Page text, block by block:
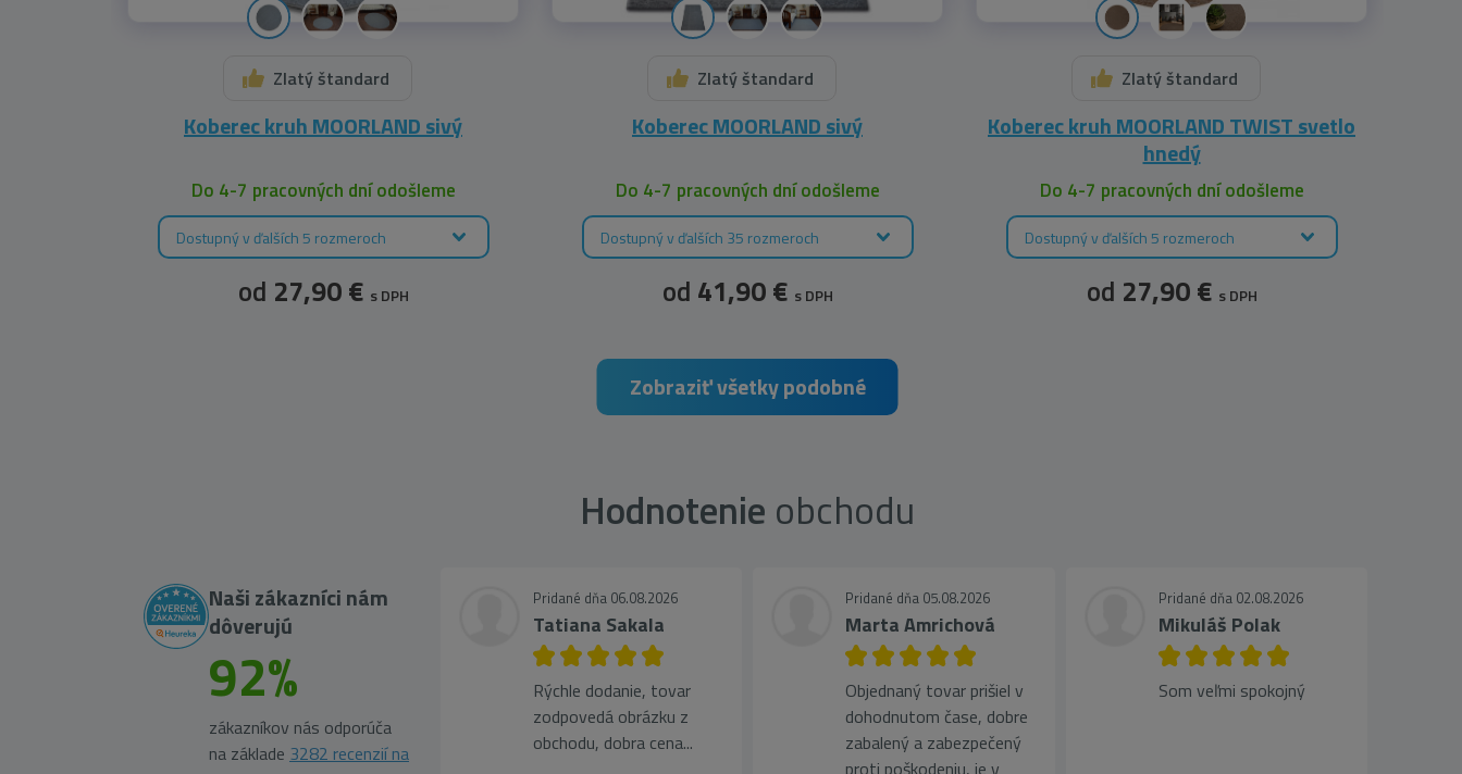
Zlatý štandard
Koberec kruh MOORLAND sivý
Do 4-7 pracovných dní odošleme
Dostupný v ďalších 5 rozmeroch
od 27,90 € s DPH
Zlatý štandard
Koberec MOORLAND sivý
Do 4-7 pracovných dní odošleme
Dostupný v ďalších 35 rozmeroch
od 41,90 € s DPH
Zlatý štandard
Koberec kruh MOORLAND TWIST svetlo
hnedý
Do 4-7 pracovných dní odošleme
Dostupný v ďalších 5 rozmeroch
od 27,90 € s DPH
Zobraziť všetky podobné
Hodnotenie obchodu
Naši zákazníci nám
dôverujú
92%
zákazníkov nás odporúča
na základe 3282 recenzií na
Pridané dňa 06.08.2026
Tatiana Sakala
Rýchle dodanie, tovar
zodpovedá obrázku z
obchodu, dobra cena...
Pridané dňa 05.08.2026
Marta Amrichová
Objednaný tovar prišiel v
dohodnutom čase, dobre
zabalený a zabezpečený
Pridané dňa 02.08.2026
Mikuláš Polak
Som veľmi spokojný